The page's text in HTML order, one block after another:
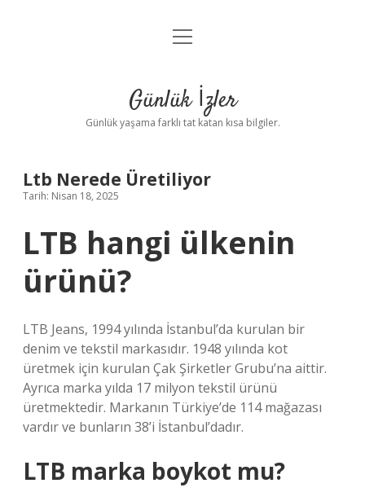
Anasayfa
Yasal Uyarı
menüyü
Günlük İzler
Günlük yaşama farklı tat katan kısa bilgiler.
Ltb Nerede Üretiliyor
Tarih: Nisan 18, 2025
LTB hangi ülkenin
ürünü?
LTB Jeans, 1994 yılında İstanbul’da kurulan bir
denim ve tekstil markasıdır. 1948 yılında kot
üretmek için kurulan Çak Şirketler Grubu’na aittir.
Ayrıca marka yılda 17 milyon tekstil ürünü
üretmektedir. Markanın Türkiye’de 114 mağazası
vardır ve bunların 38’i İstanbul’dadır.
LTB marka boykot mu?